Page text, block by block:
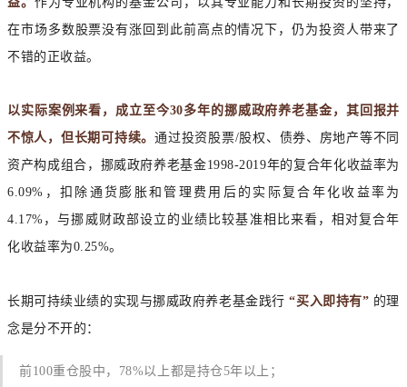
在市场多数股票没有涨回到此前高点的情况下，仍为投资人带来了
不错的正收益。
以实际案例来看，成立至今30多年的挪威政府养老基金，其回报并
不惊人，但长期可持续。通过投资股票/股权、债券、房地产等不同
资产构成组合，挪威政府养老基金1998-2019年的复合年化收益率为
6.09%，扣除通货膨胀和管理费用后的实际复合年化收益率为
4.17%，与挪威财政部设立的业绩比较基准相比来看，相对复合年
化收益率为0.25%。
长期可持续业绩的实现与挪威政府养老基金践行“买入即持有” 的理
念是分不开的：
前100重仓股中，78%以上都是持仓5年以上；